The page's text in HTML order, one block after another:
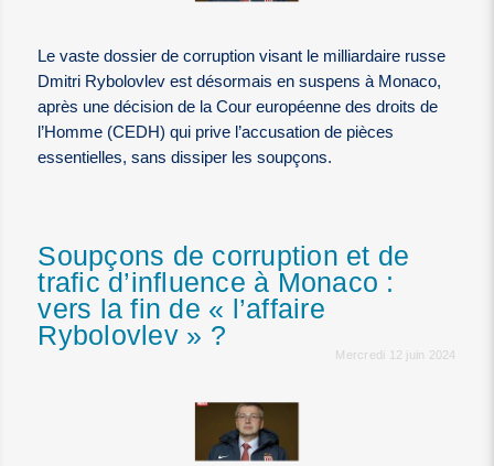
Le vaste dossier de corruption visant le milliardaire russe
Dmitri Rybolovlev est désormais en suspens à Monaco,
après une décision de la Cour européenne des droits de
l’Homme (CEDH) qui prive l’accusation de pièces
essentielles, sans dissiper les soupçons.
Soupçons de corruption et de
trafic d’influence à Monaco :
vers la fin de « l’affaire
Rybolovlev » ?
Mercredi 12 juin 2024